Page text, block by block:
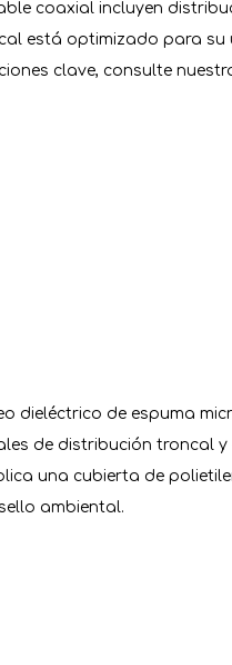
coaxial incluyen
está optimizado para su
clave, consulte
dieléctrico de espuma
de distribución troncal
una cubierta de
ambiental.